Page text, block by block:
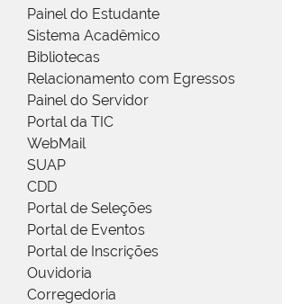
Painel do Estudante
Sistema Acadêmico
Bibliotecas
Relacionamento com Egressos
Painel do Servidor
Portal da TIC
WebMail
SUAP
CDD
Portal de Seleções
Portal de Eventos
Portal de Inscrições
Ouvidoria
Corregedoria